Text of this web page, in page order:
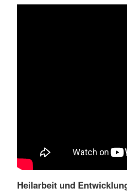
Heilarbeit und